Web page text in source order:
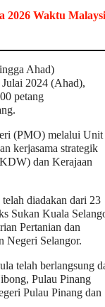
2026 Waktu
Ahad)
2024 (Ahad),
petang
(PMO) melalui Unit
kerjasama strategik
dan Kerajaan
diadakan dari 23
Sukan Kuala
Pertanian dan
Negeri Selangor.
telah berlangsung
Pulau Pinang
Pulau Pinang dan